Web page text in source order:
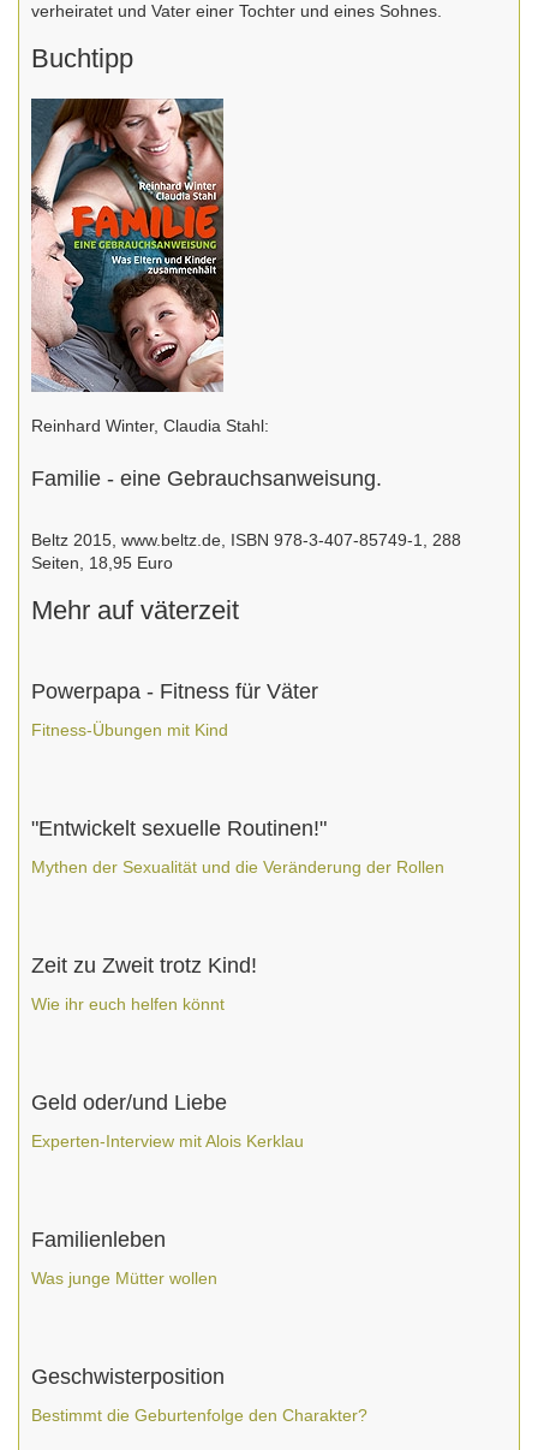
verheiratet und Vater einer Tochter und eines Sohnes.
Buchtipp
Reinhard Winter, Claudia Stahl:
Familie - eine Gebrauchsanweisung.
Beltz 2015, www.beltz.de, ISBN 978-3-407-85749-1, 288
Seiten, 18,95 Euro
Mehr auf väterzeit
Powerpapa - Fitness für Väter
Fitness-Übungen mit Kind
"Entwickelt sexuelle Routinen!"
Mythen der Sexualität und die Veränderung der Rollen
Zeit zu Zweit trotz Kind!
Wie ihr euch helfen könnt
Geld oder/und Liebe
Experten-Interview mit Alois Kerklau
Familienleben
Was junge Mütter wollen
Geschwisterposition
Bestimmt die Geburtenfolge den Charakter?